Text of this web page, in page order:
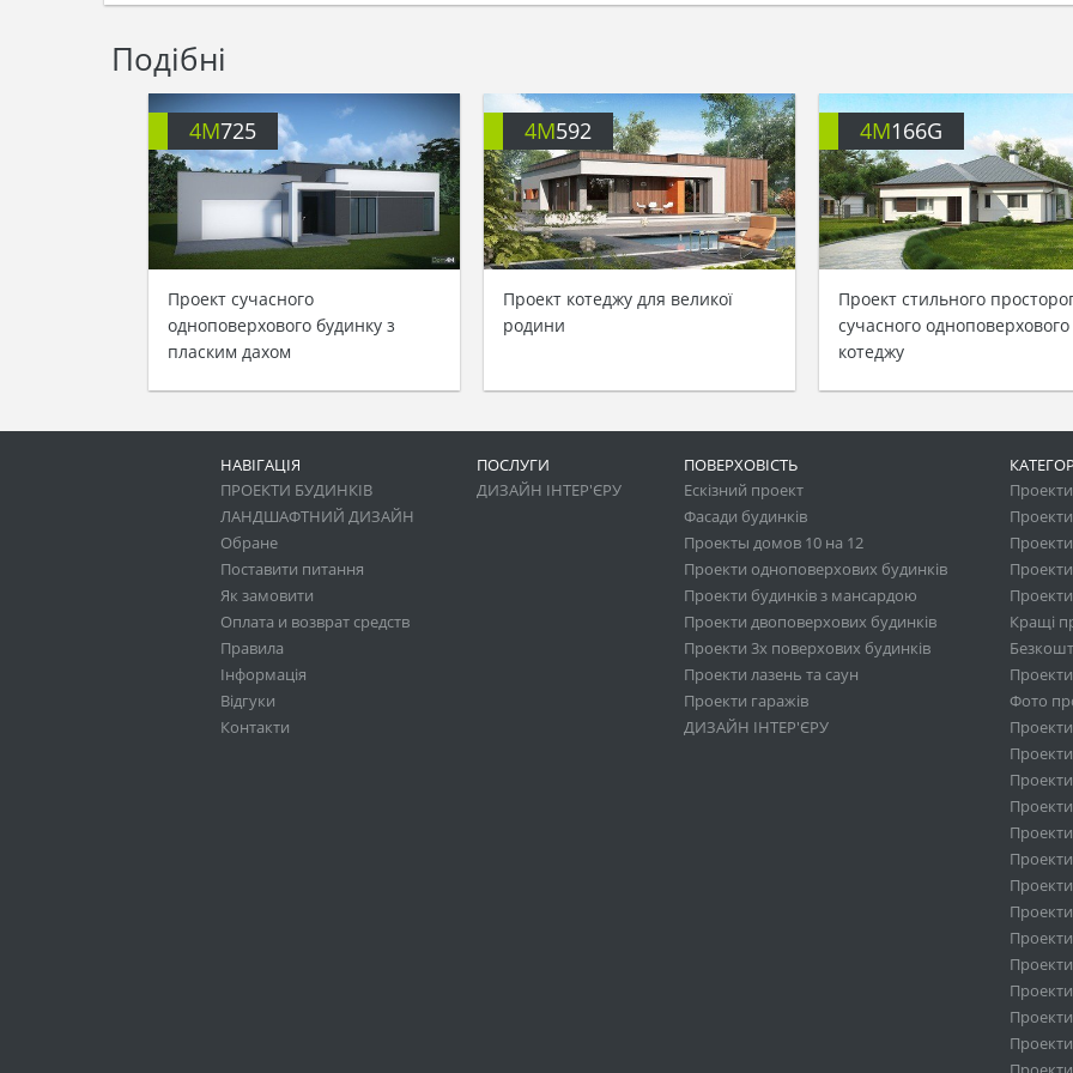
Подібні
4M725
Проект сучасного
одноповерхового будинку з
пласким дахом
4M592
Проект котеджу для великої
родини
4M166G
Проект стильного
сучасного одноповерхового
котеджу
НАВІГАЦІЯ
ПРОЕКТИ БУДИНКІВ
ЛАНДШАФТНИЙ ДИЗАЙН
Обране
Поставити питання
Як замовити
Оплата и возврат средств
Правила
Інформація
Відгуки
Контакти
ПОСЛУГИ
ДИЗАЙН ІНТЕР'ЄРУ
ПОВЕРХОВІСТЬ
Ескізний проект
Фасади будинків
Проекты домов 10 на 12
Проекти одноповерхових будинків
Проекти будинків з мансардою
Проекти двоповерхових будинків
Проекти 3х поверхових будинків
Проекти лазень та саун
Проекти гаражів
ДИЗАЙН ІНТЕР'ЄРУ
Проекти
Проекти
Кращі
Фото